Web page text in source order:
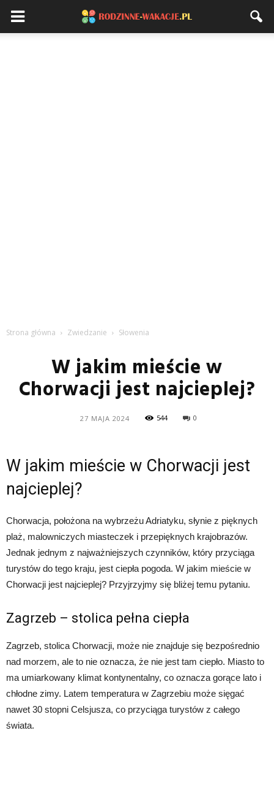
Strona główna Zwiedzanie Słowenia
W jakim mieście w
Chorwacji jest najcieplej?
27 MAJA 2024 544 0
W jakim mieście w Chorwacji jest
najcieplej?
Chorwacja, położona na wybrzeżu Adriatyku, słynie z pięknych
plaż, malowniczych miasteczek i przepięknych krajobrazów.
Jednak jednym z najważniejszych czynników, który przyciąga
turystów do tego kraju, jest ciepła pogoda. W jakim mieście w
Chorwacji jest najcieplej? Przyjrzyjmy się bliżej temu pytaniu.
Zagrzeb – stolica pełna ciepła
Zagrzeb, stolica Chorwacji, może nie znajduje się bezpośrednio
nad morzem, ale to nie oznacza, że nie jest tam ciepło. Miasto to
ma umiarkowany klimat kontynentalny, co oznacza gorące lato i
chłodne zimy. Latem temperatura w Zagrzebiu może sięgać
nawet 30 stopni Celsjusza, co przyciąga turystów z całego
świata.